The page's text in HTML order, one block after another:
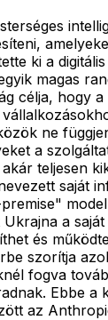
ki a
magas
célja, hogy
ne
a
teljesen
saját
a
és
szorítja
fogva
Ebbe a
az